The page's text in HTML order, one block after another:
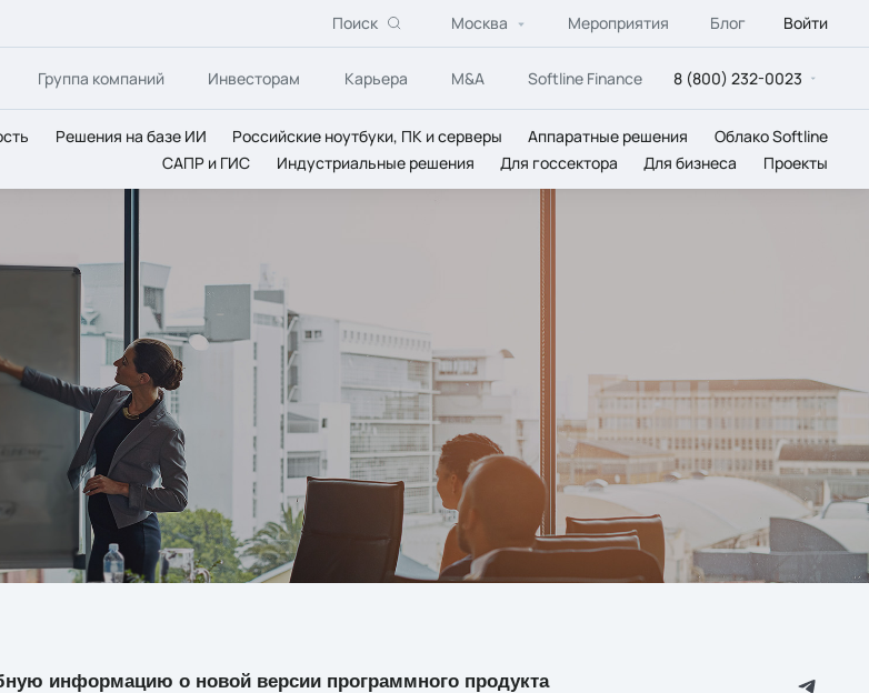
Поиск Москва Мероприятия Блог Войти
Группа компаний Инвесторам Карьера M&A Softline Finance 8 (800) 232-0023
Решения на базе ИИ Российские ноутбуки, ПК и серверы Аппаратные решения
Облако Softline
САПР и ГИС
Индустриальные решения Для госсектора Для бизнеса Проекты
информацию о новой версии программного продукта